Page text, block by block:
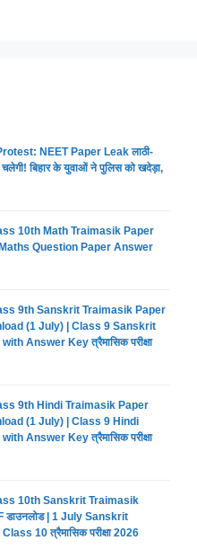
NEET Paper Leak लाठी-
चलेगी! बिहार के युवाओं ने पुलिस को खदेड़ा,
10th Math Traimasik Paper
Question Paper Answer
9th Sanskrit Traimasik Paper
(1 July) | Class 9 Sanskrit
Answer Key त्रैमासिक परीक्षा
9th Hindi Traimasik Paper
(1 July) | Class 9 Hindi
Answer Key त्रैमासिक परीक्षा
10th Sanskrit Traimasik
डाउनलोड | 1 July Sanskrit
10 त्रैमासिक परीक्षा 2026